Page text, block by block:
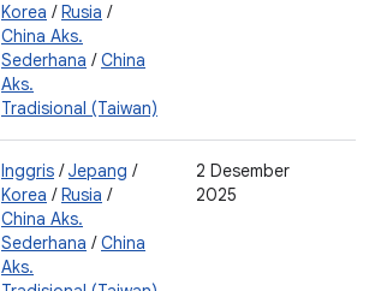
Korea /Rusia /
China Aks.
Sederhana /China
Aks.
Tradisional (Taiwan)
Inggris /Jepang /
Korea /Rusia /
China Aks.
Sederhana /China
Aks.
2 Desember
2025